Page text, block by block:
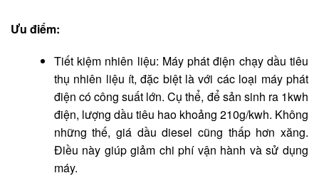
Ưu điểm:
Tiết kiệm nhiên liệu: Máy phát điện chạy dầu tiêu
thụ nhiên liệu ít, đặc biệt là với các loại máy phát
điện có công suất lớn. Cụ thể, để sản sinh ra 1kwh
điện, lượng dầu tiêu hao khoảng 210g/kwh. Không
những thế, giá dầu diesel cũng thấp hơn xăng.
Điều này giúp giảm chi phí vận hành và sử dụng
máy.